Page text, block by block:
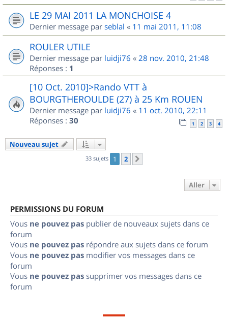
LE 29 MAI 2011 LA MONCHOISE 4
Dernier message par seblal « 11 mai 2011, 11:08
ROULER UTILE
Dernier message par luidji76 « 28 nov. 2010, 21:48
Réponses : 1
[10 Oct. 2010]>Rando VTT à
BOURGTHEROULDE (27) à 25 Km ROUEN
Dernier message par luidji76 « 11 oct. 2010, 22:11
Réponses : 30 1 2 3 4
Nouveau sujet
33 sujets 1 2
Aller
PERMISSIONS DU FORUM
Vous ne pouvez pas publier de nouveaux sujets dans ce
forum
Vous ne pouvez pas répondre aux sujets dans ce forum
Vous ne pouvez pas modifier vos messages dans ce
forum
Vous ne pouvez pas supprimer vos messages dans ce
forum